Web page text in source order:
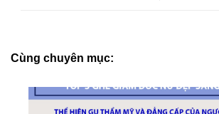
Cùng chuyên mục: